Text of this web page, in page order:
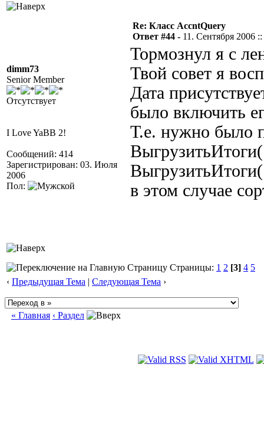
dimm73
Senior Member
Отсутствует
I Love YaBB 2!
Сообщений: 414
Зарегистрирован: 03. Июля
2006
Пол:
Re: Класс AccntQuery
Ответ #44 - 11. Сентября 2006
Тормознул я с
Твой совет я
Дата
было включить
Т.е. нужно было
в этом случае
Страницы: 1 2 [3] 4 5
‹ Предыдущая Тема | Следующая Тема ›
« Главная ‹ Раздел